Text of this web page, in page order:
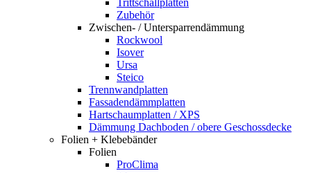
Trittschallplatten
Zubehör
Zwischen- / Untersparrendämmung
Rockwool
Isover
Ursa
Steico
Trennwandplatten
Fassadendämmplatten
Hartschaumplatten / XPS
Dämmung Dachboden / obere Geschossdecke
Folien + Klebebänder
Folien
ProClima